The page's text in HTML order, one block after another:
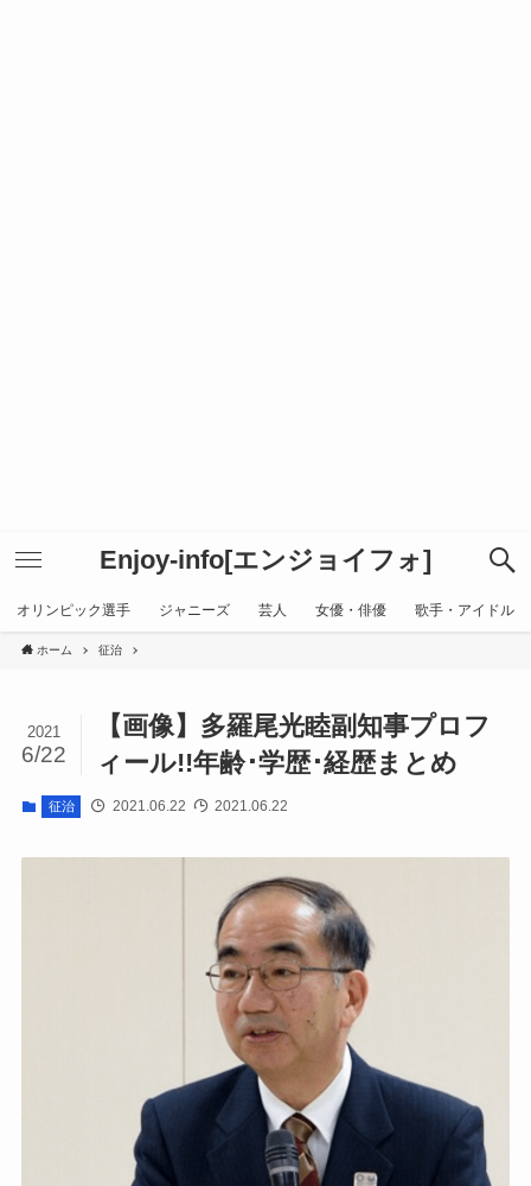
Enjoy-info[エンジョイフォ]
オリンピック選手 ジャニーズ 芸人 女優・俳優 歌手・アイドル
ホーム 征治
【画像】多羅尾光睦副知事プロフ
ィール!!年齢･学歴･経歴まとめ
2021
6/22
征治 2021.06.22 2021.06.22